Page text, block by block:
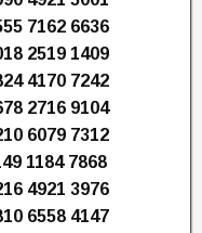
7162 6636
2519 1409
4170 7242
2716 9104
6079 7312
1184 7868
4921 3976
6558 4147